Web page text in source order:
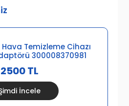
Hava Temizleme Cihazı
300008370981
2500 TL
İncele